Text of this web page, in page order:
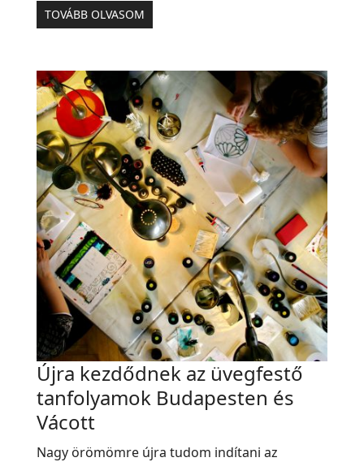
TOVÁBB OLVASOM
Újra kezdődnek az üvegfestő
tanfolyamok Budapesten és
Vácott
Nagy örömömre újra tudom indítani az